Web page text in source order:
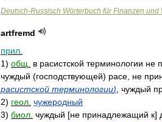
Deutsch-Russisch Wörterbuch für Finanzen und
artfremd
прил
1) общ в расистской терминологии не
чуждый (господствующей) расе не
расистской терминологии) чуждый
2) геол чужеродный
3) биол чуждый [не принадлежащий к]